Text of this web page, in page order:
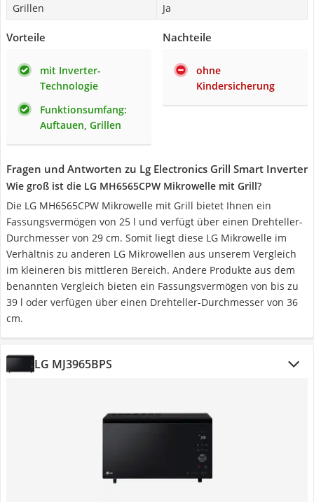
Grillen
Ja
Vorteile
mit Inverter-
Technologie
Funktionsumfang:
Auftauen, Grillen
Nachteile
ohne
Kindersicherung
Fragen und Antworten zu Lg Electronics Grill Smart Inverter
Wie groß ist die LG MH6565CPW Mikrowelle mit Grill?
Die LG MH6565CPW Mikrowelle mit Grill bietet Ihnen ein
Fassungsvermögen von 25 l und verfügt über einen Drehteller-
Durchmesser von 29 cm. Somit liegt diese LG Mikrowelle im
Verhältnis zu anderen LG Mikrowellen aus unserem Vergleich
im kleineren bis mittleren Bereich. Andere Produkte aus dem
benannten Vergleich bieten ein Fassungsvermögen von bis zu
39 l oder verfügen über einen Drehteller-Durchmesser von 36
cm.
LG MJ3965BPS